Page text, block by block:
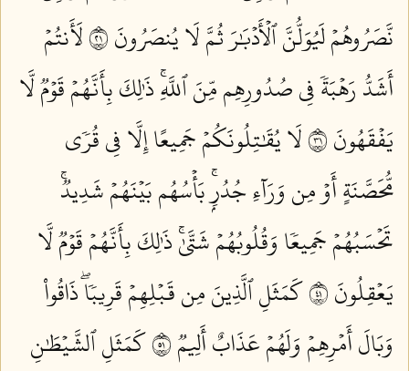
نَّصَرُوهُمۡ لَيُوَلُّنَّ ٱلۡأَدۡبَٰرَ ثُمَّ لَا يُنصَرُونَ ١٢
لَأَنتُمۡ
أَشَدُّ رَهۡبَةٗ فِي صُدُورِهِم مِّنَ ٱللَّهِۚ ذَٰلِكَ بِأَنَّهُمۡ قَوۡمٞ لَّا
يَفۡقَهُونَ ١٣
لَا يُقَٰتِلُونَكُمۡ جَمِيعًا إِلَّا فِي قُرٗى
مُّحَصَّنَةٍ أَوۡ مِن وَرَآءِ جُدُرِۭۚ بَأۡسُهُم بَيۡنَهُمۡ شَدِيدٞۚ
تَحۡسَبُهُمۡ جَمِيعٗا وَقُلُوبُهُمۡ شَتَّىٰۚ ذَٰلِكَ بِأَنَّهُمۡ قَوۡمٞ لَّا
يَعۡقِلُونَ ١٤
كَمَثَلِ ٱلَّذِينَ مِن قَبۡلِهِمۡ قَرِيبٗاۖ ذَاقُواْ
وَبَالَ أَمۡرِهِمۡ وَلَهُمۡ عَذَابٌ أَلِيمٞ ١٥
كَمَثَلِ ٱلشَّيۡطَٰنِ